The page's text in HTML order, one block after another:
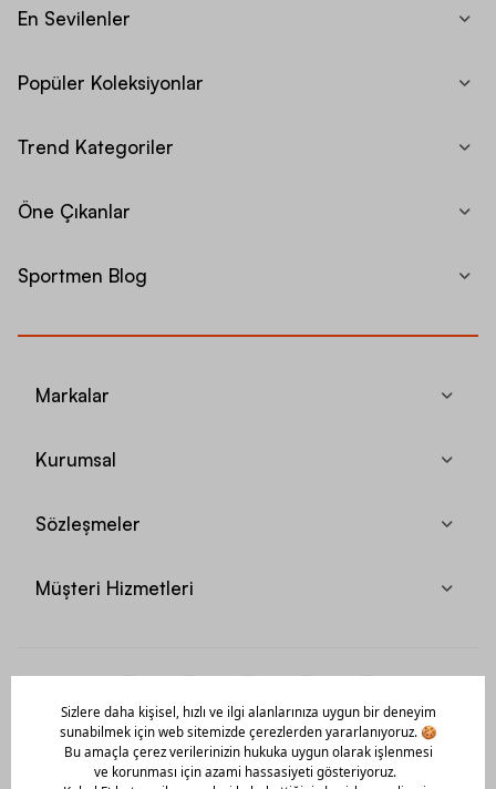
En Sevilenler
Popüler Koleksiyonlar
Trend Kategoriler
Öne Çıkanlar
Sportmen Blog
Markalar
Kurumsal
Sözleşmeler
Müşteri Hizmetleri
Mobil Uygulamamızı Hemen İndir!